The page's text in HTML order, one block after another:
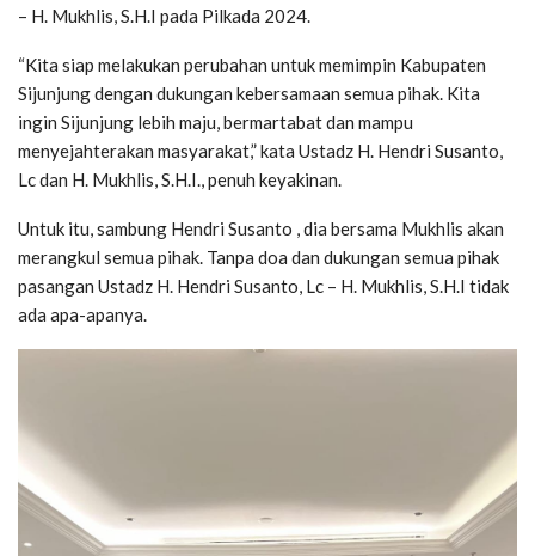
– H. Mukhlis, S.H.I pada Pilkada 2024.
“Kita siap melakukan perubahan untuk memimpin Kabupaten
Sijunjung dengan dukungan kebersamaan semua pihak. Kita
ingin Sijunjung lebih maju, bermartabat dan mampu
menyejahterakan masyarakat,” kata Ustadz H. Hendri Susanto,
Lc dan H. Mukhlis, S.H.I., penuh keyakinan.
Untuk itu, sambung Hendri Susanto , dia bersama Mukhlis akan
merangkul semua pihak. Tanpa doa dan dukungan semua pihak
pasangan Ustadz H. Hendri Susanto, Lc – H. Mukhlis, S.H.I tidak
ada apa-apanya.